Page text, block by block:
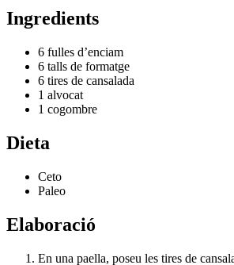
Ingredients
6 fulles d’enciam
6 talls de formatge
6 tires de cansalada
1 alvocat
1 cogombre
Dieta
Ceto
Paleo
Elaboració
En una paella, poseu les tires de